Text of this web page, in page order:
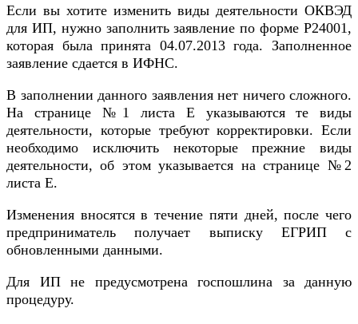
Если вы хотите изменить виды деятельности ОКВЭД
для ИП, нужно заполнить заявление по форме Р24001,
которая была принята 04.07.2013 года. Заполненное
заявление сдается в ИФНС.
В заполнении данного заявления нет ничего сложного.
На странице №1 листа Е указываются те виды
деятельности, которые требуют корректировки. Если
необходимо исключить некоторые прежние виды
деятельности, об этом указывается на странице №2
листа Е.
Изменения вносятся в течение пяти дней, после чего
предприниматель получает выписку ЕГРИП с
обновленными данными.
Для ИП не предусмотрена госпошлина за данную
процедуру.